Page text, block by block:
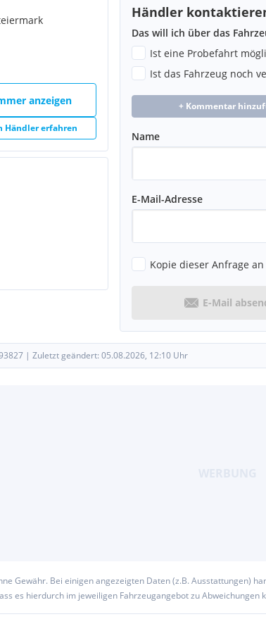
von Eurotax. Die Fahrzeugbeschreibung stellt
Sinne dar und dient lediglich der
Die angegebenen Beschreibungen und Bilder
nicht als zugesicherte Eigenschaften. Der
keine Haftung und/oder
sind gegeben falls gesondert vor Ort zu prüfen.
die Vereinbarungen im Kaufvertrag. Der
sind vorbehalten!
anzeigen
Händler erfahren
Händler
Das will ich über das
Ist eine Probefahrt
Ist das Fahrzeug noch
+ Kommentar
Name
E-Mail-Adresse
Kopie dieser Anfrage
E-Mail
| Zuletzt geändert: 05.08.2026, 12:10 Uhr
Gewähr. Bei einigen angezeigten Daten (z.B. Ausstattungen)
es hierdurch im jeweiligen Fahrzeugangebot zu